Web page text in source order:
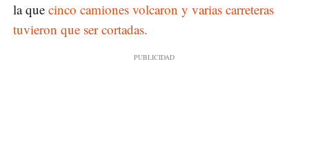
la que cinco camiones volcaron y varias carreteras
tuvieron que ser cortadas.